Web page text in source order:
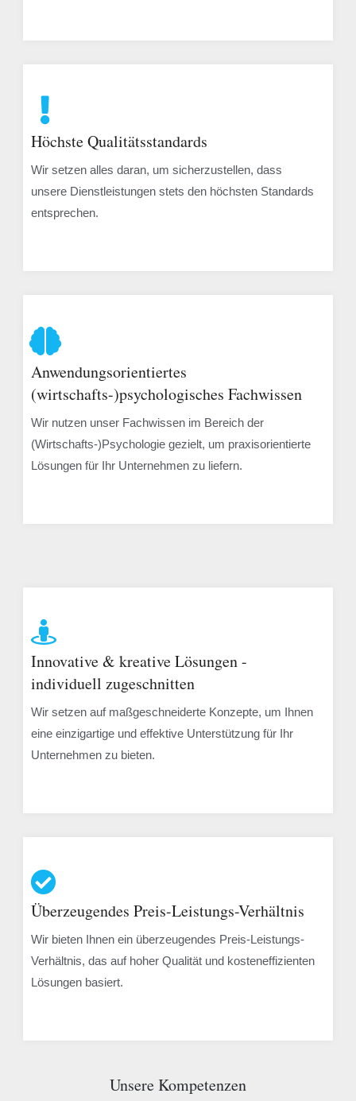
Höchste Qualitätsstandards
Wir setzen alles daran, um sicherzustellen, dass
unsere Dienstleistungen stets den höchsten Standards
entsprechen.
Anwendungsorientiertes
(wirtschafts-)psychologisches Fachwissen
Wir nutzen unser Fachwissen im Bereich der
(Wirtschafts-)Psychologie gezielt, um praxisorientierte
Lösungen für Ihr Unternehmen zu liefern.​​
Innovative & kreative Lösungen -
individuell zugeschnitten
Wir setzen auf maßgeschneiderte Konzepte, um Ihnen
eine einzigartige und effektive Unterstützung für Ihr
Unternehmen zu bieten.
Überzeugendes Preis-Leistungs-Verhältnis
Wir bieten Ihnen ein überzeugendes Preis-Leistungs-
Verhältnis, das auf hoher Qualität und kosteneffizienten
Lösungen basiert.​​
Unsere Kompetenzen